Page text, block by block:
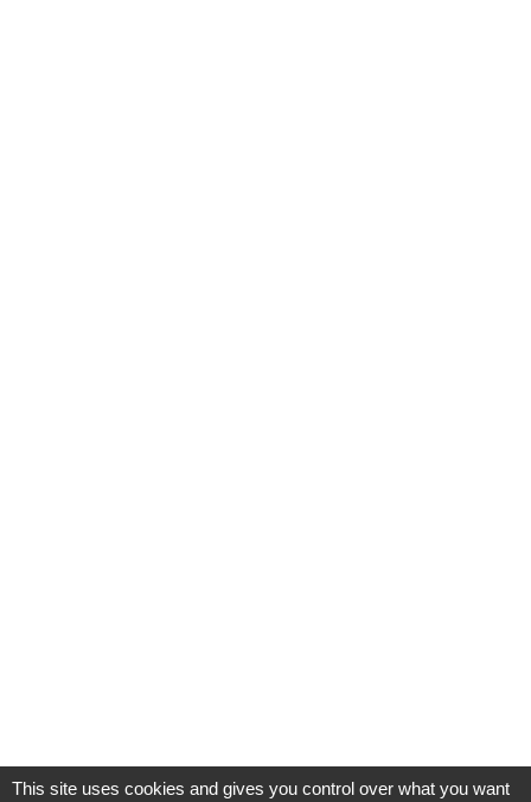
This site uses cookies and gives you control over what you want